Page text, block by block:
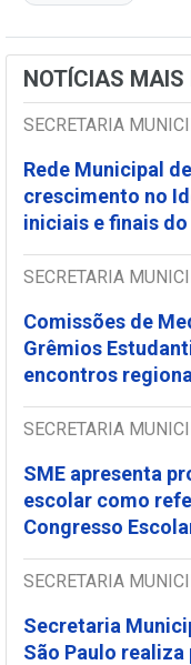
NOTÍCIAS MAIS
SECRETARIA
Rede Municipal
crescimento no
iniciais e finais do
SECRETARIA
Comissões de
Grêmios
encontros
SECRETARIA
SME apresenta
escolar como
Congresso
SECRETARIA
Secretaria
São Paulo